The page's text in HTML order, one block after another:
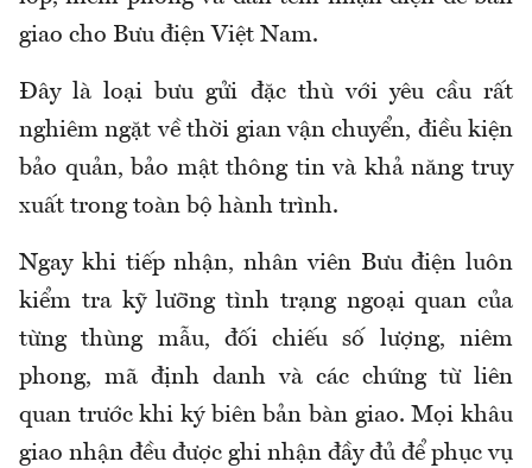
giao cho Bưu điện Việt Nam.
Đây là loại bưu gửi đặc thù với yêu cầu rất
nghiêm ngặt về thời gian vận chuyển, điều kiện
bảo quản, bảo mật thông tin và khả năng truy
xuất trong toàn bộ hành trình.
Ngay khi tiếp nhận, nhân viên Bưu điện luôn
kiểm tra kỹ lưỡng tình trạng ngoại quan của
từng thùng mẫu, đối chiếu số lượng, niêm
phong, mã định danh và các chứng từ liên
quan trước khi ký biên bản bàn giao. Mọi khâu
giao nhận đều được ghi nhận đầy đủ để phục vụ